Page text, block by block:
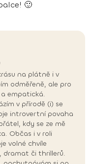
🙂
na plátně i v
odměřeně, ale pro
a empatická.
v přírodě (i) se
introvertní povaha
kdy se ze mě
Občas i v roli
volné chvíle
dramat či thrillerů.